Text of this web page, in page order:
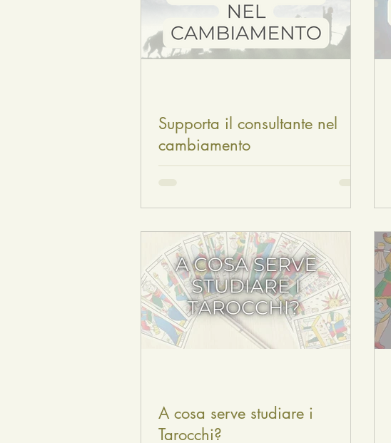
Supporta il consultante nel
cambiamento
A cosa serve studiare i
Tarocchi?